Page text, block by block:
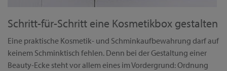
Schritt-für-Schritt eine Kosmetikbox gestalten
Eine praktische Kosmetik- und Schminkaufbewahrung darf auf
keinem Schminktisch fehlen. Denn bei der Gestaltung einer
Beauty-Ecke steht vor allem eines im Vordergrund: Ordnung